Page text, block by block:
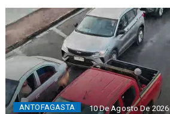
ANTOFAGASTA 10 De Agosto De 2026